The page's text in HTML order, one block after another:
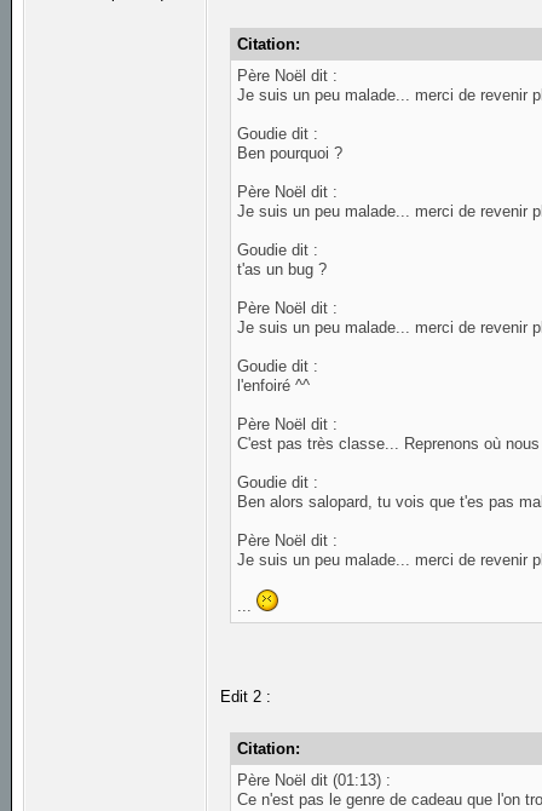
Citation:
Père Noël dit :
Je suis un peu malade... merci de revenir
Goudie dit :
Ben pourquoi ?
Père Noël dit :
Je suis un peu malade... merci de revenir
Goudie dit :
t'as un bug ?
Père Noël dit :
Je suis un peu malade... merci de revenir
Goudie dit :
l'enfoiré ^^
Père Noël dit :
C'est pas très classe... Reprenons où
Goudie dit :
Ben alors salopard, tu vois que t'es pas
Père Noël dit :
Je suis un peu malade... merci de revenir
...
Edit 2 :
Citation:
Père Noël dit (01:13) :
Ce n'est pas le genre de cadeau que l'on